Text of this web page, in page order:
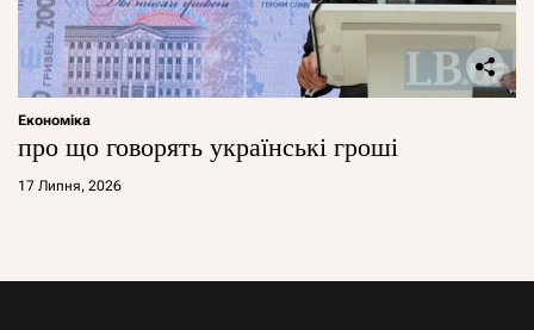
Економіка
про що говорять українські гроші
17 Липня, 2026